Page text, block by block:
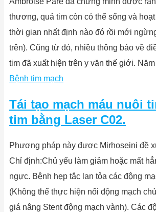
thương, quả tim còn có thể sống và
thời gian nhất định nào đó rồi mới
trên). Cũng từ đó, nhiều thông báo về
tim đã xuất hiện trên y văn thế giới.
Bệnh tim mạch
Tái tạo mạch máu nuôi
tim bằng Laser C02.
Phương pháp này được Mirhoseini đề
Chỉ định:Chủ yếu làm giảm hoặc mất
ngực. Bệnh hẹp tắc lan tỏa các động
(Không thể thực hiện nối động mạch
giá nâng Stent động mạch vành). Các